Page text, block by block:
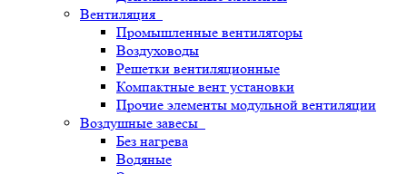
Вентиляция
Промышленные вентиляторы
Воздуховоды
Решетки вентиляционные
Компактные вент установки
Прочие элементы модульной вентиляции
Воздушные завесы
Без нагрева
Водяные